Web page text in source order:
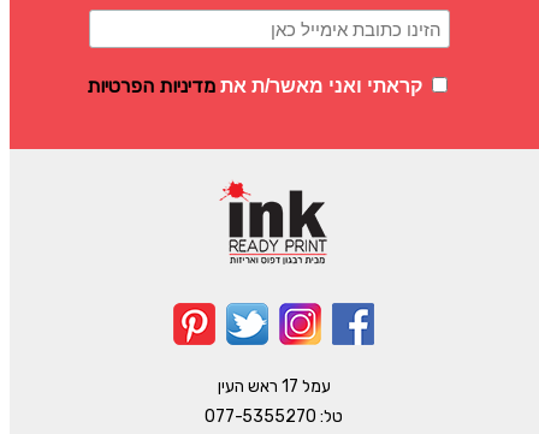
קראתי ואני מאשר/ת את מדיניות הפרטיות
עמל 17 ראש העין
טל: 077-5355270